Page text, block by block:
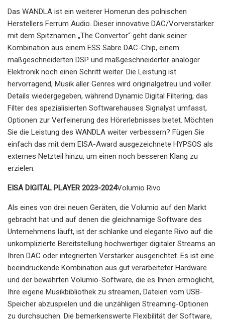
Das WANDLA ist ein weiterer Homerun des polnischen
Herstellers Ferrum Audio. Dieser innovative DAC/Vorverstärker
mit dem Spitznamen „The Convertor“ geht dank seiner
Kombination aus einem ESS Sabre DAC-Chip, einem
maßgeschneiderten DSP und maßgeschneiderter analoger
Elektronik noch einen Schritt weiter. Die Leistung ist
hervorragend, Musik aller Genres wird originalgetreu und voller
Details wiedergegeben, während Dynamic Digital Filtering, das
Filter des spezialisierten Softwarehauses Signalyst umfasst,
Optionen zur Verfeinerung des Hörerlebnisses bietet. Möchten
Sie die Leistung des WANDLA weiter verbessern? Fügen Sie
einfach das mit dem EISA-Award ausgezeichnete HYPSOS als
externes Netzteil hinzu, um einen noch besseren Klang zu
erzielen.
EISA DIGITAL PLAYER 2023-2024Volumio Rivo
Als eines von drei neuen Geräten, die Volumio auf den Markt
gebracht hat und auf denen die gleichnamige Software des
Unternehmens läuft, ist der schlanke und elegante Rivo auf die
unkomplizierte Bereitstellung hochwertiger digitaler Streams an
Ihren DAC oder integrierten Verstärker ausgerichtet. Es ist eine
beeindruckende Kombination aus gut verarbeiteter Hardware
und der bewährten Volumio-Software, die es Ihnen ermöglicht,
Ihre eigene Musikbibliothek zu streamen, Dateien vom USB-
Speicher abzuspielen und die unzähligen Streaming-Optionen
zu durchsuchen. Die bemerkenswerte Flexibilität der Software,